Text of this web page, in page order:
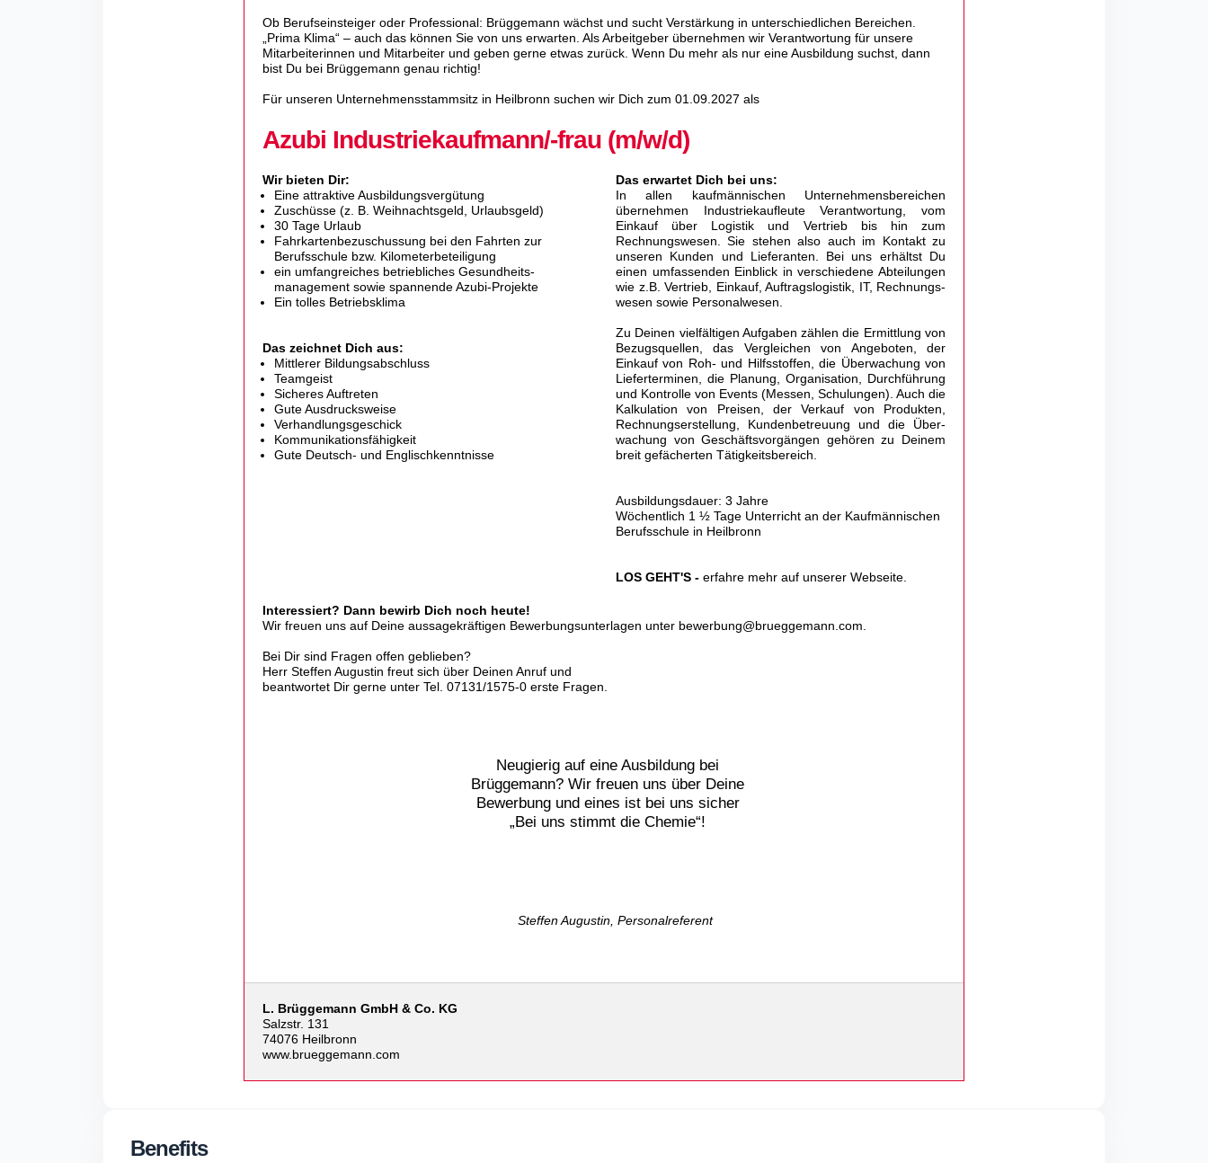
Ob Berufs­ein­steiger oder Profes­sional: Brüg­ge­mann wächst und sucht Verstär­kung in unter­schied­li­chen Berei­chen.
„Prima Klima“ – auch das können Sie von uns erwarten. Als Arbeit­geber über­nehmen wir Verant­wor­tung für unsere
Mitar­bei­te­rinnen und Mitar­beiter und geben gerne etwas zurück. Wenn Du mehr als nur eine Ausbildung suchst, dann
bist Du bei Brüggemann genau richtig!
Für unseren Unternehmensstammsitz in Heilbronn suchen wir Dich zum 01.09.2027 als
Azubi Industriekaufmann/-frau (m/w/d)
Wir bieten Dir:
Eine attraktive Ausbildungsvergütung
Zuschüsse (z. B. Weihnachtsgeld, Urlaubsgeld)
30 Tage Urlaub
Fahrkartenbezuschussung bei den Fahrten zur
Berufsschule bzw. Kilometerbeteiligung
ein umfangreiches betriebliches Gesundheits-
management sowie spannende Azubi-Projekte
Ein tolles Betriebsklima
Das zeichnet Dich aus:
Mittlerer Bildungsabschluss
Teamgeist
Sicheres Auftreten
Gute Ausdrucksweise
Verhandlungsgeschick
Kommunikationsfähigkeit
Gute Deutsch- und Englischkenntnisse
Das erwartet Dich bei uns:
In allen kaufmännischen Unternehmensbereichen
übernehmen Industriekaufleute Verantwortung, vom
Einkauf über Logistik und Vertrieb bis hin zum
Rechnungswesen. Sie stehen also auch im Kontakt zu
unseren Kunden und Lieferanten. Bei uns erhältst Du
einen umfassenden Einblick in verschiedene Abteilungen
wie z.B. Vertrieb, Einkauf, Auftragslogistik, IT, Rechnungs­
wesen sowie Personalwesen.
Zu Deinen vielfältigen Aufgaben zählen die Ermittlung von
Bezugsquellen, das Vergleichen von Angeboten, der
Einkauf von Roh- und Hilfsstoffen, die Überwachung von
Lieferterminen, die Planung, Organisation, Durchführung
und Kontrolle von Events (Messen, Schulungen). Auch die
Kalkulation von Preisen, der Verkauf von Produkten,
Rechnungserstellung, Kundenbetreuung und die Über­
wachung von Geschäftsvorgängen gehören zu Deinem
breit gefächerten Tätigkeitsbereich.
Ausbildungsdauer: 3 Jahre
Wöchentlich 1 ½ Tage Unterricht an der Kaufmännischen
Berufsschule in Heilbronn
LOS GEHT'S - erfahre mehr auf unserer Webseite.
Interessiert? Dann bewirb Dich noch heute!
Wir freuen uns auf Deine aussagekräftigen Bewerbungsunterlagen unter bewerbung@brueggemann.com
Bei Dir sind Fragen offen geblieben?
Herr Steffen Augustin freut sich über Deinen Anruf und
beantwortet Dir gerne unter Tel. 07131/1575-0 erste Fragen.
Neugierig auf eine Ausbildung bei
Brüggemann? Wir freuen uns über Deine
Bewerbung und eines ist bei uns sicher
„Bei uns stimmt die Chemie“!
Steffen Augustin, Personalreferent
L. Brüggemann GmbH & Co. KG
Salzstr. 131
74076 Heilbronn
www.brueggemann.com
Benefits